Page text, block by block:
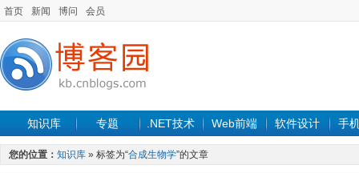
首页 新闻 博问 会员
知识库 专题 .NET技术 Web前端 软件设计 手
您的位置： 知识库 » 标签为“合成生物学”的文章